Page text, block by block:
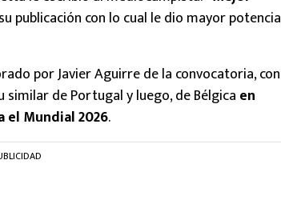
publicación con lo cual le dio mayor potencia
por Javier Aguirre de la convocatoria, con
similar de Portugal y luego, de Bélgica en
Mundial 2026.